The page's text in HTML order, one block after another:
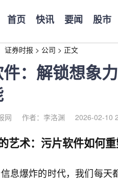
首页 快讯 要闻 股市
证券时报 > 公司 > 正文
：解锁想象
网 作者：李洛渊 2026-02-10
艺术：污片软件如何
息爆炸的时代，我们每天